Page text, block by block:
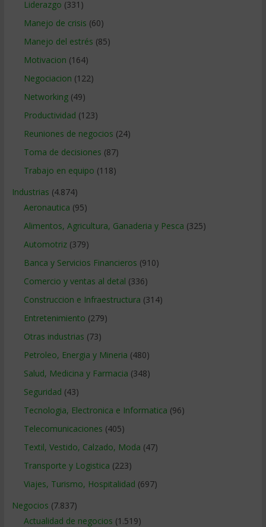
Liderazgo (331)
Manejo de crisis (60)
Manejo del estrés (85)
Motivacion (164)
Negociacion (122)
Networking(49)
Productividad (123)
Reuniones de negocios (24)
Toma de decisiones (87)
Trabajo en equipo (118)
Industrias (4.874)
Aeronautica (95)
Alimentos, Agricultura, Ganaderia y Pesca (325)
Automotriz(379)
Banca y Servicios Financieros (910)
Comercio y ventas al detal (336)
Construccion e Infraestructura (314)
Entretenimiento (279)
Otras industrias (73)
Petroleo, Energia y Mineria (480)
Salud, Medicina y Farmacia (348)
Seguridad (43)
Tecnologia, Electronica e Informatica (96)
Telecomunicaciones (405)
Textil, Vestido, Calzado, Moda (47)
Transporte y Logistica (223)
Viajes, Turismo, Hospitalidad (697)
Negocios (7.837)
Actualidad de negocios (1.519)